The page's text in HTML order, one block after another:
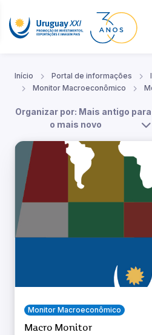
Início Portal de informações
Monitor Macroeconômico
Organizar por: Mais antigo para
o mais novo
Monitor Macroeconômico
Macro Monitor